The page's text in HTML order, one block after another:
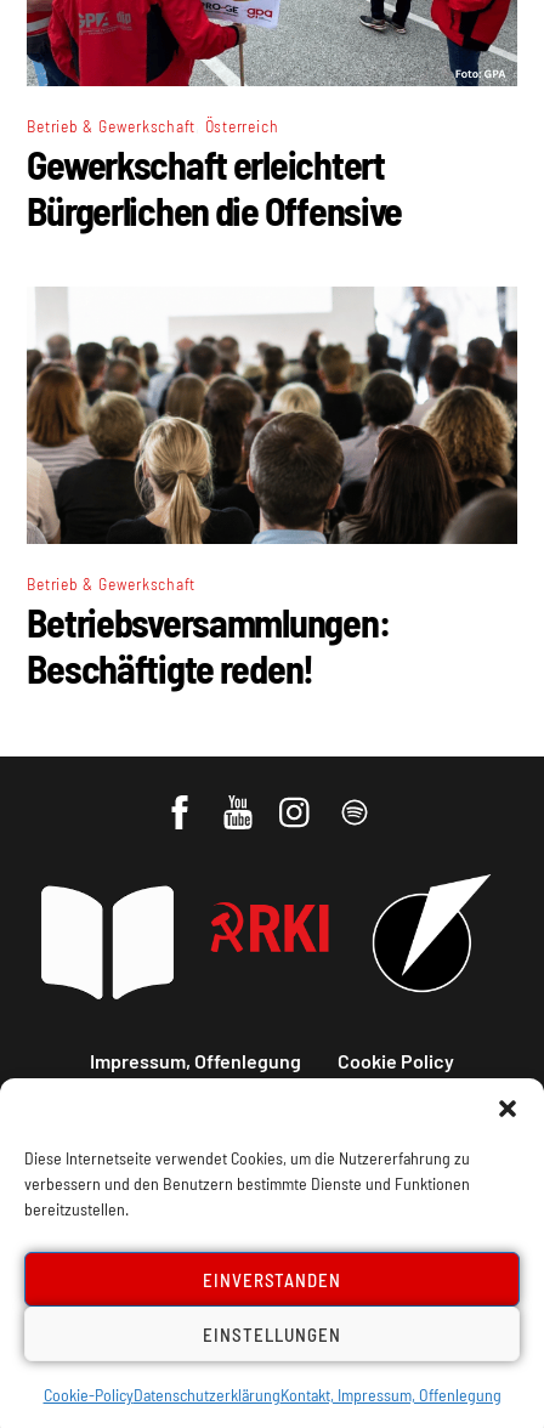
Diese Internetseite verwendet Cookies, um die Nutzererfahrung zu
verbessern und den Benutzern bestimmte Dienste und Funktionen
bereitzustellen.
EINVERSTANDEN
EINSTELLUNGEN
Cookie-PolicyDatenschutzerklärungKontakt, Impressum, Offenlegung
Betrieb & Gewerkschaft Österreich
Gewerkschaft erleichtert
Bürgerlichen die Offensive
Betrieb & Gewerkschaft
Betriebsversammlungen:
Beschäftigte reden!
Impressum, Offenlegung Cookie Policy